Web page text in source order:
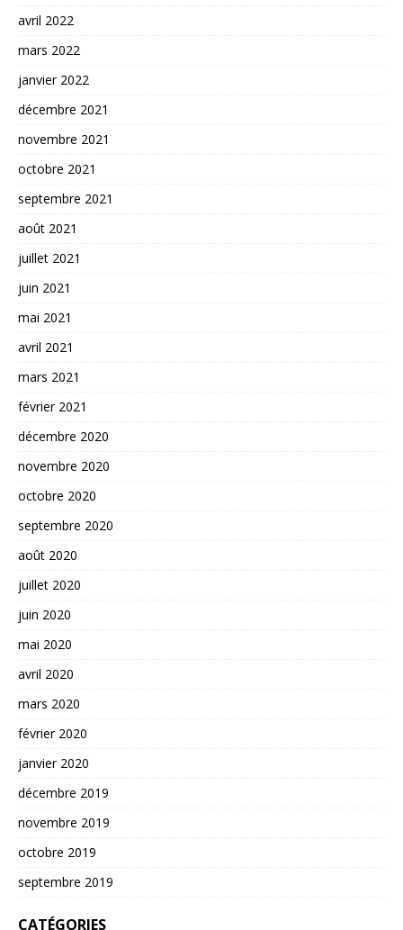
avril 2022
mars 2022
janvier 2022
décembre 2021
novembre 2021
octobre 2021
septembre 2021
août 2021
juillet 2021
juin 2021
mai 2021
avril 2021
mars 2021
février 2021
décembre 2020
novembre 2020
octobre 2020
septembre 2020
août 2020
juillet 2020
juin 2020
mai 2020
avril 2020
mars 2020
février 2020
janvier 2020
décembre 2019
novembre 2019
octobre 2019
septembre 2019
CATÉGORIES